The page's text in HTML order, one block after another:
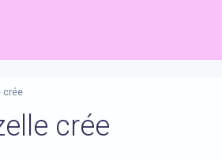
crée
crée